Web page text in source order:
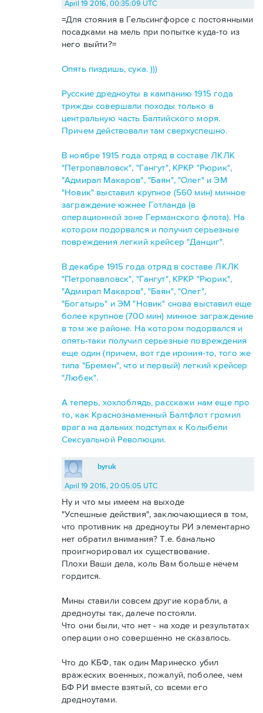
April 19 2016, 00:35:09 UTC
=Для стояния в Гельсингфорсе с постоянными
посадками на мель при попытке куда-то из
него выйти?=
Опять пиздишь, сука. )))
Русские дредноуты в кампанию 1915 года
трижды совершали походы только в
центральную часть Балтийского моря.
Причем действовали там сверхуспешно.
В ноябре 1915 года отряд в составе ЛКЛК
"Петропавловск", "Гангут", КРКР "Рюрик",
"Адмирал Макаров", "Баян", "Олег" и ЭМ
"Новик" выставил крупное (560 мин) минное
заграждение южнее Готланда (в
операционной зоне Германского флота). На
котором подорвался и получил серьезные
повреждения легкий крейсер "Данциг".
В декабре 1915 года отряд в составе ЛКЛК
"Петропавловск", "Гангут", КРКР "Рюрик",
"Адмирал Макаров", "Баян", "Олег",
"Богатырь" и ЭМ "Новик" снова выставил еще
более крупное (700 мин) минное заграждение
в том же районе. На котором подорвался и
опять-таки получил серьезные повреждения
еще один (причем, вот где ирония-то, того же
типа "Бремен", что и первый) легкий крейсер
"Любек".
А теперь, хохлоблядь, расскажи нам еще про
то, как Краснознаменный Балтфлот громил
врага на дальних подступах к Колыбели
Сексуальной Революции.
byruk
April 19 2016, 20:05:05 UTC
Ну и что мы имеем на выходе
"Успешные действия", заключающиеся в том,
что противник на дредноуты РИ элементарно
нет обратил внимания? Т.е. банально
проигнорировал их существование.
Плохи Ваши дела, коль Вам больше нечем
гордится.
Мины ставили совсем другие корабли, а
дредноуты так, далече постояли.
Что они были, что нет - на ходе и результатах
операции оно совершенно не сказалось.
Что до КБФ, так один Маринеско убил
вражеских военных, пожалуй, поболее, чем
БФ РИ вместе взятый, со всеми его
дредноутами.